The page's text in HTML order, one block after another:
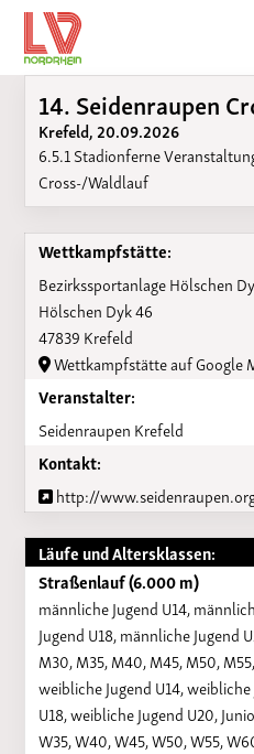
14. Seidenraupen
Krefeld, 20.09.2026
6.5.1 Stadionferne
Cross-/Waldlauf
Wettkampfstätte:
Bezirkssportanlage Hölschen
Hölschen Dyk 46
47839 Krefeld
Wettkampfstätte auf Google
Veranstalter:
Seidenraupen Krefeld
Kontakt:
http://
Läufe und Altersklassen:
Straßenlauf (6.000 m)
männliche Jugend U14,
Jugend U18, männliche Jugend
M30, M35, M40, M45, M50,
weibliche Jugend U14,
U18, weibliche Jugend U20,
W35, W40, W45, W50, W55,